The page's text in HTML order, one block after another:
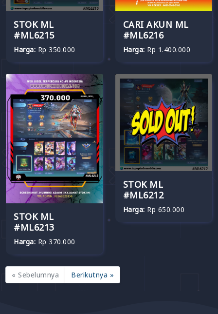
STOK ML
#ML6215
Harga: Rp 350.000
CARI AKUN ML
#ML6216
Harga: Rp 1.400.000
STOK ML
#ML6213
Harga: Rp 370.000
STOK ML
#ML6212
Harga: Rp 650.000
« Sebelumnya Berikutnya »